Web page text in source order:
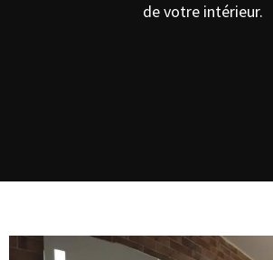
de votre intérieur.